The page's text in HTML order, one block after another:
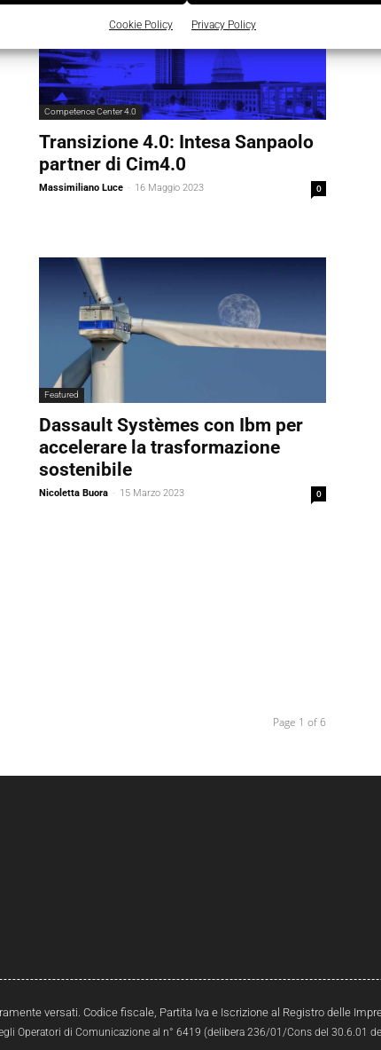
Cookie Policy Privacy Policy
Competence Center 4.0
Transizione 4.0: Intesa Sanpaolo
partner di Cim4.0
Massimiliano Luce - 16 Maggio 2023 0
Featured
Dassault Systèmes con Ibm per
accelerare la trasformazione
sostenibile
Nicoletta Buora - 15 Marzo 2023 0
Page 1 of 6
versati. Codice fiscale, Partita Iva e Iscrizione al Registro delle
Operatori di Comunicazione al n° 6419 (delibera 236/01/Cons del 30.6.01